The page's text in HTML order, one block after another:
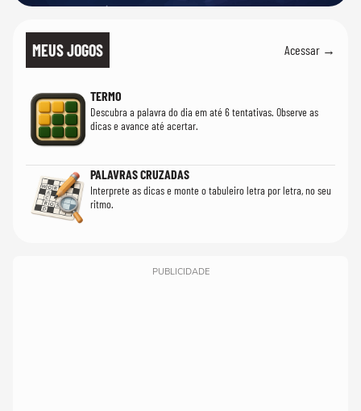
MEUS JOGOS Acessar →
TERMO
Descubra a palavra do dia em até 6 tentativas. Observe as
dicas e avance até acertar.
PALAVRAS CRUZADAS
Interprete as dicas e monte o tabuleiro letra por letra, no seu
ritmo.
PUBLICIDADE